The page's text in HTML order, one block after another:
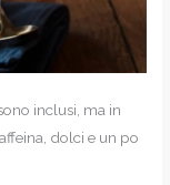
inclusi, ma in
dolci e un po